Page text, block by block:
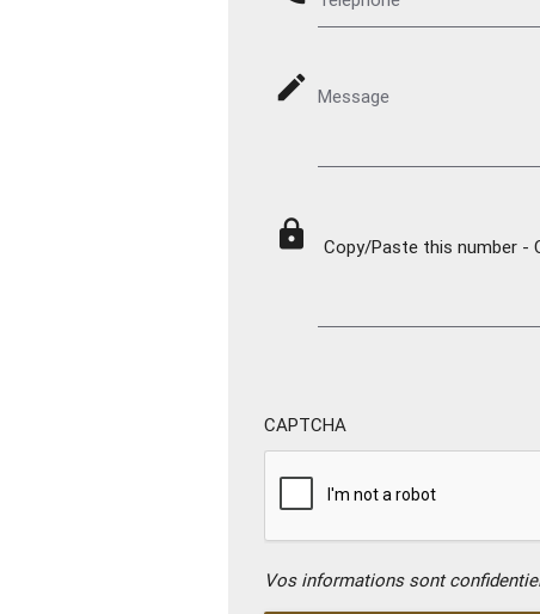
mode_edit Message
lock Copy/Paste this number -
CAPTCHA
Vos informations sont